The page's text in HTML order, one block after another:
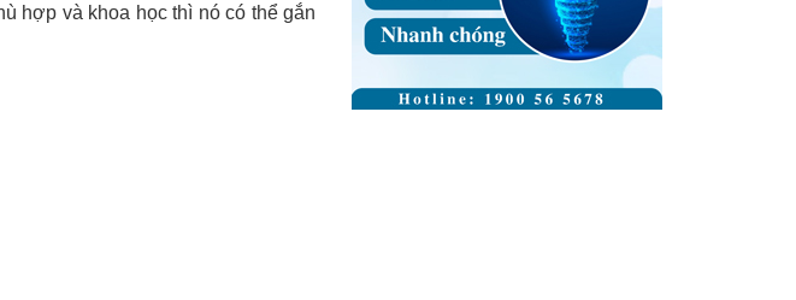
hợp và khoa học thì nó có thể gắn